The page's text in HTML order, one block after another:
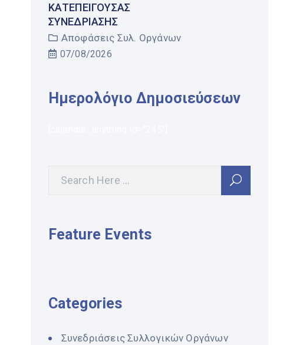
ΚΑΤΕΠΕΊΓΟΥΣΑΣ
ΣΥΝΕΔΡΊΑΣΗΣ
Αποφάσεις Συλ. Οργάνων
07/08/2026
Ημερολόγιο Δημοσιεύσεων
Feature Events
Categories
Συνεδριάσεις Συλλογικών Οργάνων